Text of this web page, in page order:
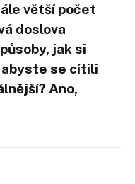
větší počet
doslova
jak si
abyste se cítili
Ano,